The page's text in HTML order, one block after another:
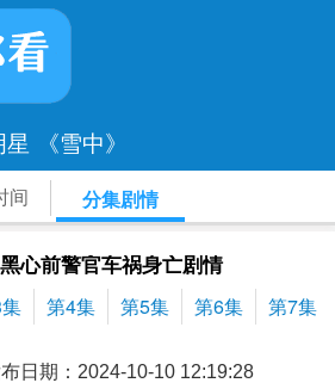
星 《雪中》
间 分集剧情
心前警官车祸身亡剧情
第4集 第5集 第6集 第7集
日期：2024-10-10 12:19:28